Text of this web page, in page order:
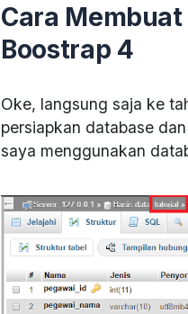
Cara Membuat
Boostrap 4
Oke, langsung saja ke
persiapkan database
saya menggunakan